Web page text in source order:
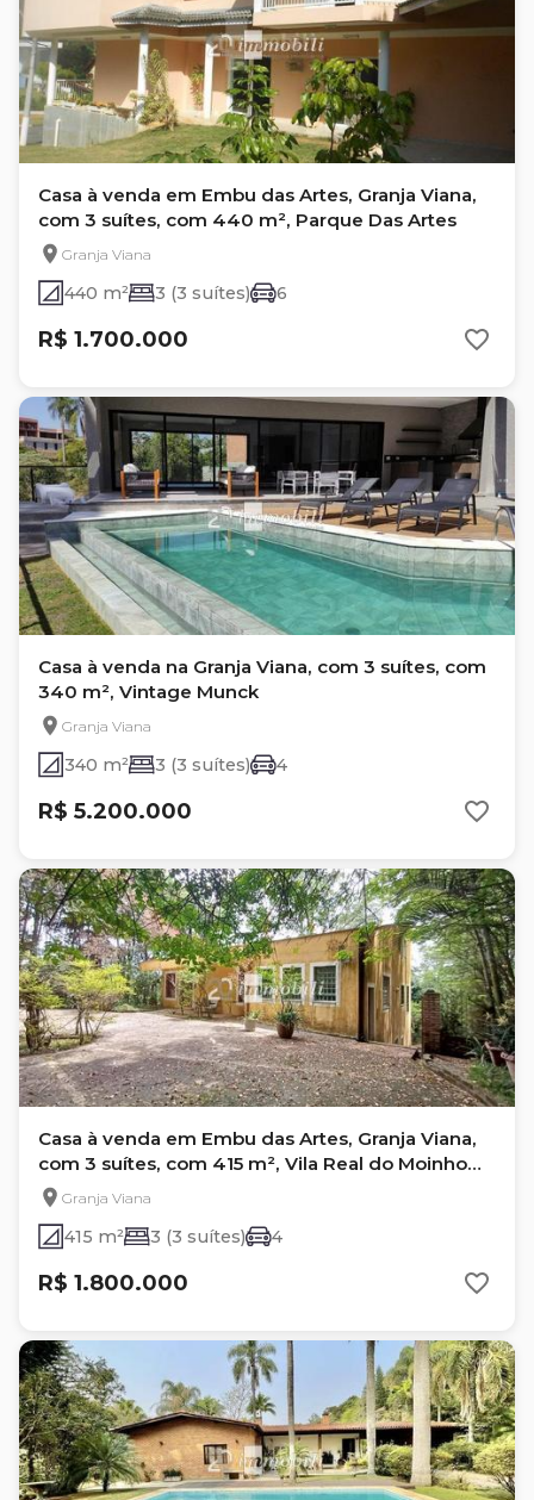
Casa à venda em Embu das Artes, Granja Viana,
com 3 suítes, com 440 m², Parque Das Artes
Granja Viana
440 m² 3 (3 suítes) 6
R$ 1.700.000
Casa à venda na Granja Viana, com 3 suítes, com
340 m², Vintage Munck
Granja Viana
340 m² 3 (3 suítes) 4
R$ 5.200.000
Casa à venda em Embu das Artes, Granja Viana,
com 3 suítes, com 415 m², Vila Real do Moinho
VelhoGranja Viana
415 m² 3 (3 suítes) 4
R$ 1.800.000